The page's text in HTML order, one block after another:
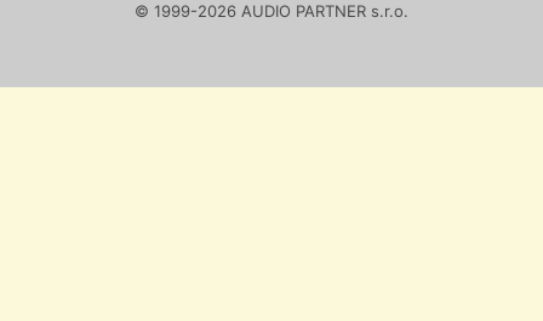
© 1999-2026 AUDIO PARTNER s.r.o.